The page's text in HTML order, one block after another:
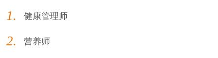
1. 健康管理师
2. 营养师